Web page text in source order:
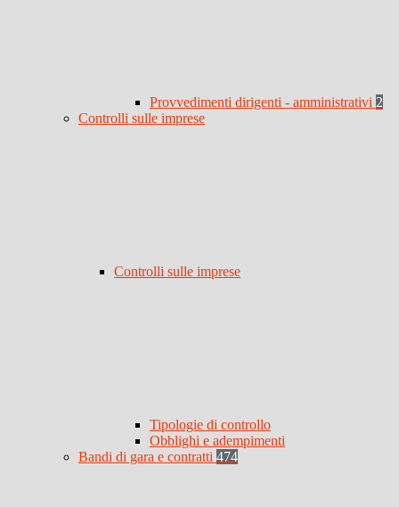
Provvedimenti dirigenti - amministrativi 2
Controlli sulle imprese
Controlli sulle imprese
Tipologie di controllo
Obblighi e adempimenti
Bandi di gara e contratti 474